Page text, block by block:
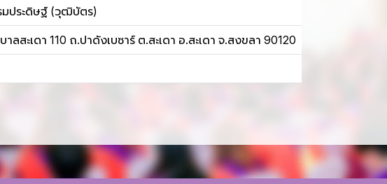
มประดิษฐ์ (วุฒิบัตร)
าลสะเดา 110 ถ.ปาดังเบซาร์ ต.สะเดา อ.สะเดา จ.สงขลา 90120